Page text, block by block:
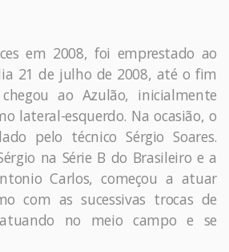
em 2008, foi emprestado ao
21 de julho de 2008, até o fim
ao Azulão, inicialmente
lateral-esquerdo. Na ocasião, o
pelo técnico Sérgio Soares.
na Série B do Brasileiro e a
Carlos, começou a atuar
com as sucessivas trocas de
no meio campo e se